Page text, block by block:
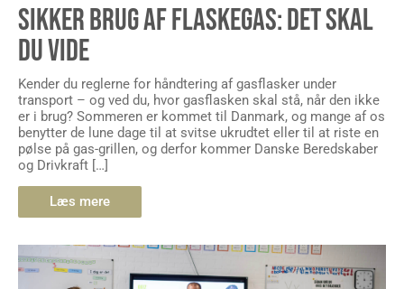
SIKKER BRUG AF FLASKEGAS: DET SKAL
DU VIDE
Kender du reglerne for håndtering af gasflasker under
transport – og ved du, hvor gasflasken skal stå, når den ikke
er i brug? Sommeren er kommet til Danmark, og mange af os
benytter de lune dage til at svitse ukrudtet eller til at riste en
pølse på gas-grillen, og derfor kommer Danske Beredskaber
og Drivkraft […]
Læs mere